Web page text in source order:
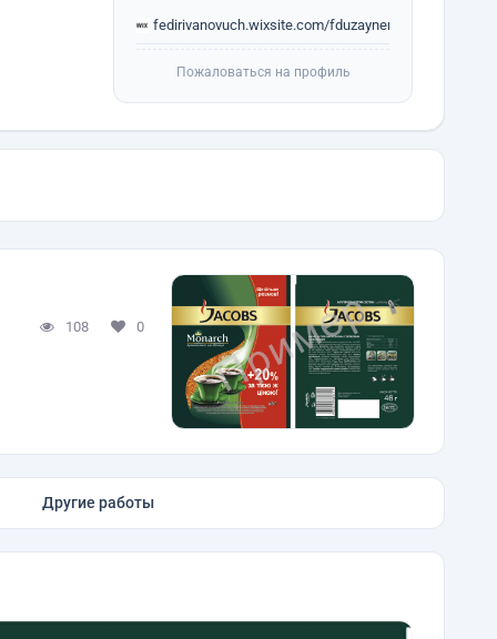
fedirivanovuch.wixsite.com/fduzayner
Пожаловаться на профиль
108 0
Другие работы